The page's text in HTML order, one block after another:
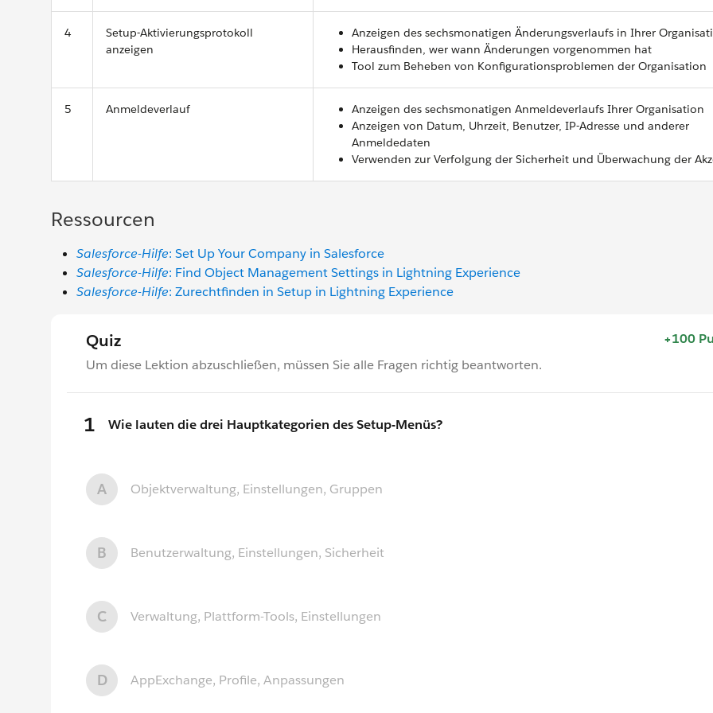
4
Setup-Aktivierungsprotokoll
anzeigen
Anzeigen des sechsmonatigen Änderungsverlaufs in Ihrer
Herausfinden, wer wann Änderungen vorgenommen hat
Tool zum Beheben von Konfigurationsproblemen der Organisation
5 Anmeldeverlauf
Anzeigen des sechsmonatigen Anmeldeverlaufs Ihrer Organisation
Anzeigen von Datum, Uhrzeit, Benutzer, IP-Adresse und anderer
Anmeldedaten
Verwenden zur Verfolgung der Sicherheit und Überwachung der
Ressourcen
Salesforce-Hilfe: Set Up Your Company in Salesforce
Salesforce-Hilfe: Find Object Management Settings in Lightning Experience
Salesforce-Hilfe: Zurechtfinden in Setup in Lightning Experience